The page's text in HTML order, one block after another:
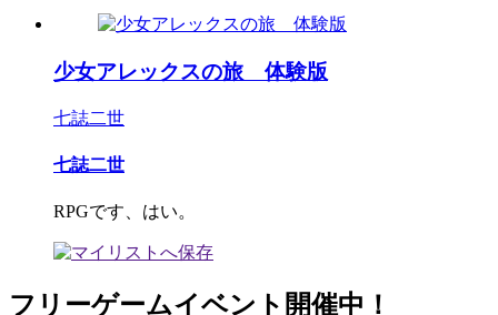
少女アレックスの旅 体験版
七誌二世
七誌二世
RPGです、はい。
フリーゲームイベント開催中！